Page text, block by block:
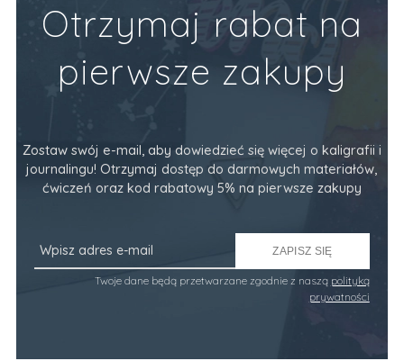
Otrzymaj rabat na
pierwsze zakupy
Zostaw swój e-mail, aby dowiedzieć się więcej o kaligrafii i
journalingu! Otrzymaj dostęp do darmowych materiałów,
ćwiczeń oraz kod rabatowy 5% na pierwsze zakupy
ZAPISZ SIĘ
Twoje dane będą przetwarzane zgodnie z naszą polityką
prywatności